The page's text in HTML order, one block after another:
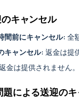
キャンセル
間前にキャンセル: 全
キャンセル: 返金は提
金は提供されません。
による送迎の